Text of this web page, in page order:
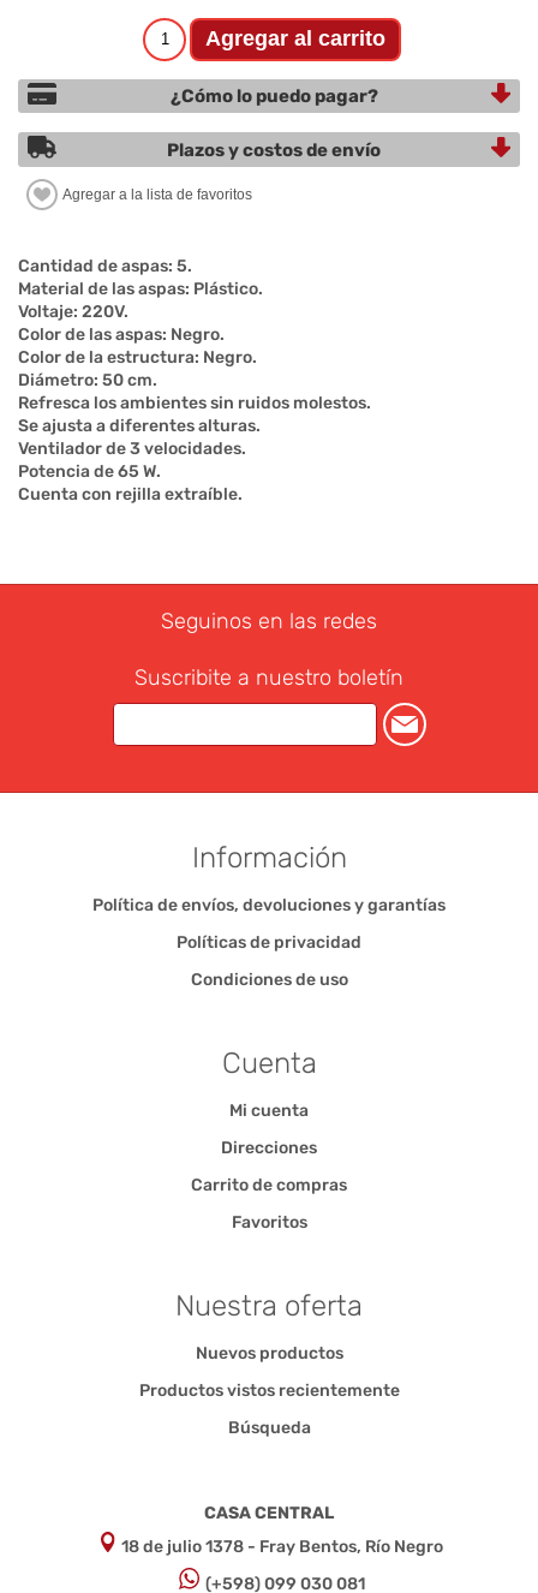
¿Cómo lo puedo pagar?
Plazos y costos de envío
Cantidad de aspas: 5.
Material de las aspas: Plástico.
Voltaje: 220V.
Color de las aspas: Negro.
Color de la estructura: Negro.
Diámetro: 50 cm.
Refresca los ambientes sin ruidos molestos.
Se ajusta a diferentes alturas.
Ventilador de 3 velocidades.
Potencia de 65 W.
Cuenta con rejilla extraíble.
Seguinos en las redes
Suscribite a nuestro boletín
Información
Política de envíos, devoluciones y garantías
Políticas de privacidad
Condiciones de uso
Cuenta
Mi cuenta
Direcciones
Carrito de compras
Favoritos
Nuestra oferta
Nuevos productos
Productos vistos recientemente
Búsqueda
CASA CENTRAL
18 de julio 1378 - Fray Bentos, Río Negro
(+598) 099 030 081